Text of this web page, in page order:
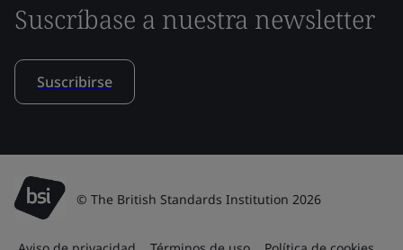
Suscríbase a nuestra newsletter
Suscribirse
© The British Standards Institution 2026